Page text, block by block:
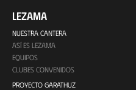
LEZAMA
NUESTRA CANTERA
ASÍ ES LEZAMA
EQUIPOS
CLUBES CONVENIDOS
PROYECTO GARATHUZ